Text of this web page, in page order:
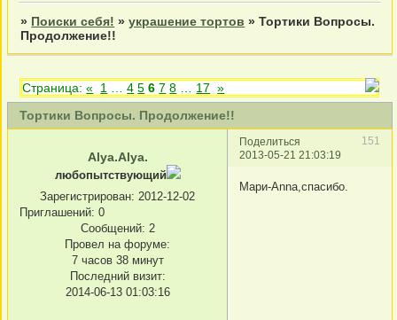
» Поиски себя! »украшение тортов »Тортики Вопросы.
Продолжение!!
Тортики Вопросы. Продолжение!!
Страница:« 1 4 5 6 7 8 17 »
Поделиться
151
2013-05-21 21:03:19
Alya.Alya.
любопытствующий
Зарегистрирован: 2012-12-02
Приглашений: 0
Сообщений: 2
Провел на форуме:
7 часов 38 минут
Последний визит:
2014-06-13 01:03:16
Мари-Anna,спасибо.